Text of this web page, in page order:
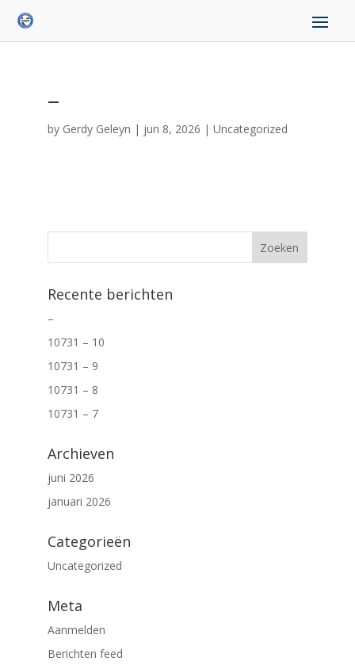
–
by Gerdy Geleyn | jun 8, 2026 | Uncategorized
Recente berichten
–
10731 – 10
10731 – 9
10731 – 8
10731 – 7
Archieven
juni 2026
januari 2026
Categorieën
Uncategorized
Meta
Aanmelden
Berichten feed